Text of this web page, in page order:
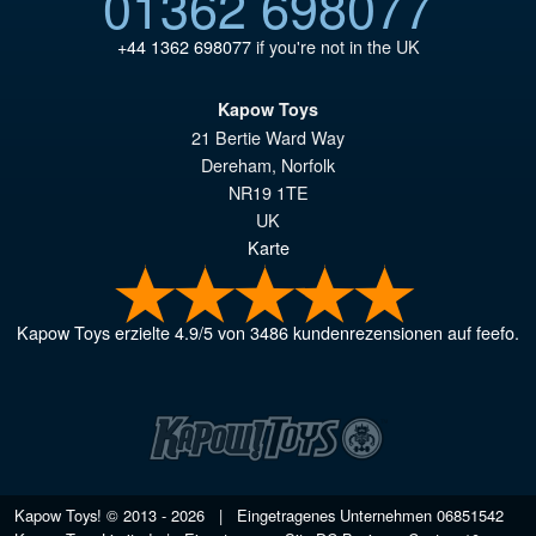
+44 1362 698077if you're not in the UK
Kapow Toys
21 Bertie Ward Way
Dereham, Norfolk
NR19 1TE
UK
Karte
Kapow Toyserzielte4.9/5von 3486kundenrezensionen auf feefo.
Kapow Toys! © 2013 - 2026 | Eingetragenes Unternehmen 06851542